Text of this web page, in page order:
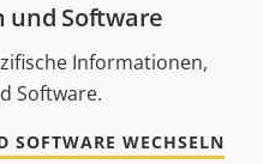
Software
Informationen,
Software.
WECHSELN